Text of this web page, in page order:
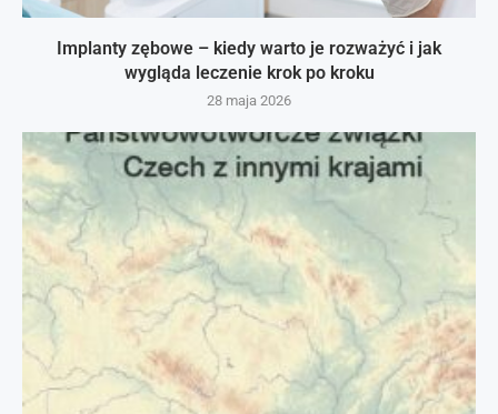
Implanty zębowe – kiedy warto je rozważyć i jak
wygląda leczenie krok po kroku
28 maja 2026